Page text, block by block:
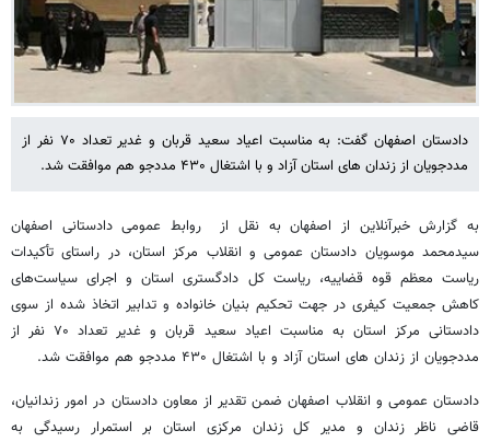
دادستان اصفهان گفت: به مناسبت اعیاد سعید قربان و غدیر تعداد ۷۰ نفر از
مددجویان از زندان های استان آزاد و با اشتغال ۴۳۰ مددجو هم موافقت شد.
به گزارش خبرآنلاین از اصفهان به نقل از روابط عمومی دادستانی اصفهان
سیدمحمد موسویان دادستان عمومی و انقلاب مرکز استان، در راستای تأکیدات
ریاست معظم قوه قضاییه، ریاست کل دادگستری استان و اجرای سیاست‌های
کاهش جمعیت کیفری در جهت تحکیم بنیان خانواده و تدابیر اتخاذ شده از سوی
دادستانی مرکز استان به مناسبت اعیاد سعید قربان و غدیر تعداد ۷۰ نفر از
مددجویان از زندان های استان آزاد و با اشتغال ۴۳۰ مددجو هم موافقت شد.
دادستان عمومی و انقلاب اصفهان ضمن تقدیر از معاون دادستان در امور زندانیان،
قاضی ناظر زندان و مدیر کل زندان مرکزی استان بر استمرار رسیدگی به